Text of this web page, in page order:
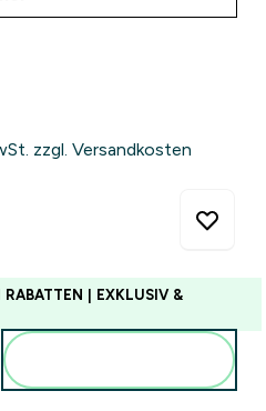
zzgl. Versandkosten
| EXKLUSIV &